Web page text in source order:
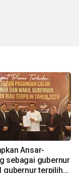
Ansar-
sebagai gubernur
gubernur terpilih